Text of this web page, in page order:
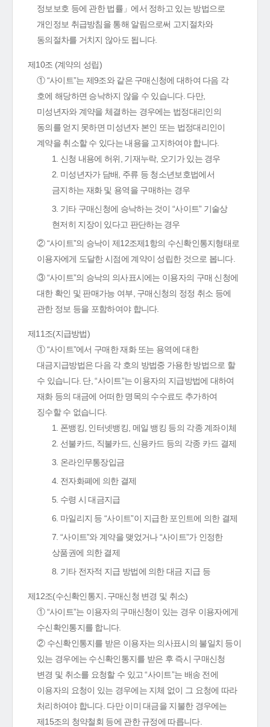
정보보호 등에 관한 법률」에서 정하고 있는 방법으로
개인정보 취급방침을 통해 알림으로써 고지절차와
동의절차를 거치지 않아도 됩니다.
제10조 (계약의 성립)
① “사이트”는 제9조와 같은 구매신청에 대하여 다음 각
호에 해당하면 승낙하지 않을 수 있습니다. 다만,
미성년자와 계약을 체결하는 경우에는 법정대리인의
동의를 얻지 못하면 미성년자 본인 또는 법정대리인이
계약을 취소할 수 있다는 내용을 고지하여야 합니다.
1. 신청 내용에 허위, 기재누락, 오기가 있는 경우
2. 미성년자가 담배, 주류 등 청소년보호법에서
금지하는 재화 및 용역을 구매하는 경우
3. 기타 구매신청에 승낙하는 것이 “사이트” 기술상
현저히 지장이 있다고 판단하는 경우
② “사이트”의 승낙이 제12조제1항의 수신확인통지형태로
이용자에게 도달한 시점에 계약이 성립한 것으로 봅니다.
③ “사이트”의 승낙의 의사표시에는 이용자의 구매 신청에
대한 확인 및 판매가능 여부, 구매신청의 정정 취소 등에
관한 정보 등을 포함하여야 합니다.
제11조(지급방법)
① “사이트”에서 구매한 재화 또는 용역에 대한
대금지급방법은 다음 각 호의 방법중 가용한 방법으로 할
수 있습니다. 단, “사이트”는 이용자의 지급방법에 대하여
재화 등의 대금에 어떠한 명목의 수수료도 추가하여
징수할 수 없습니다.
1. 폰뱅킹, 인터넷뱅킹, 메일 뱅킹 등의 각종 계좌이체
2. 선불카드, 직불카드, 신용카드 등의 각종 카드 결제
3. 온라인무통장입금
4. 전자화폐에 의한 결제
5. 수령 시 대금지급
6. 마일리지 등 “사이트”이 지급한 포인트에 의한 결제
7. “사이트”와 계약을 맺었거나 “사이트”가 인정한
상품권에 의한 결제
8. 기타 전자적 지급 방법에 의한 대금 지급 등
제12조(수신확인통지․구매신청 변경 및 취소)
① “사이트”는 이용자의 구매신청이 있는 경우 이용자에게
수신확인통지를 합니다.
② 수신확인통지를 받은 이용자는 의사표시의 불일치 등이
있는 경우에는 수신확인통지를 받은 후 즉시 구매신청
변경 및 취소를 요청할 수 있고 “사이트”는 배송 전에
이용자의 요청이 있는 경우에는 지체 없이 그 요청에 따라
처리하여야 합니다. 다만 이미 대금을 지불한 경우에는
제15조의 청약철회 등에 관한 규정에 따릅니다.